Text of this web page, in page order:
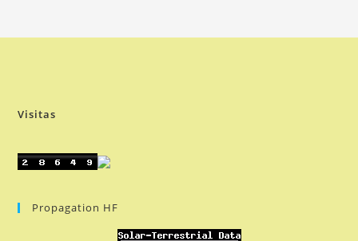
Visitas
Propagation HF